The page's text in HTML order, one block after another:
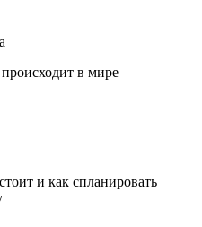
в мире
и как спланировать